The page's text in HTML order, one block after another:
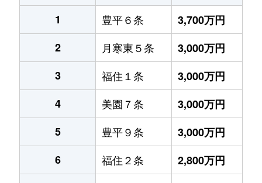
1
豊平６条
3,700万円
2
月寒東５条
3,000万円
3
福住１条
3,000万円
4
美園７条
3,000万円
5
豊平９条
3,000万円
6
福住２条
2,800万円